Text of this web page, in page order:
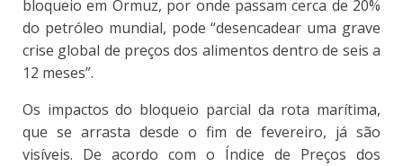
bloqueio em Ormuz, por onde passam cerca de 20%
do petróleo mundial, pode “desencadear uma grave
crise global de preços dos alimentos dentro de seis a
12 meses”.
Os impactos do bloqueio parcial da rota marítima,
que se arrasta desde o fim de fevereiro, já são
visíveis. De acordo com o Índice de Preços dos